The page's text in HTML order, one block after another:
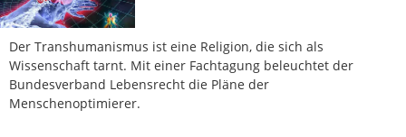
Der Transhumanismus ist eine Religion, die sich als
Wissenschaft tarnt. Mit einer Fachtagung beleuchtet der
Bundesverband Lebensrecht die Pläne der
Menschenoptimierer.